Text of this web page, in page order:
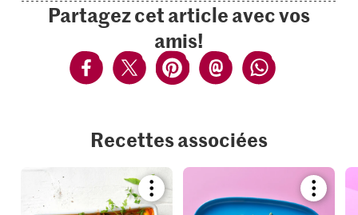
Partagez cet article avec vos
amis!
Recettes associées
Bookmark
recipe
recipe